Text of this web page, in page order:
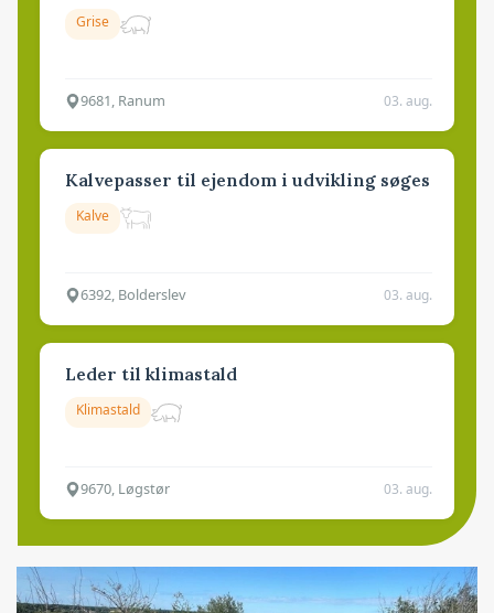
Grise
9681, Ranum 03. aug.
Kalvepasser til ejendom i udvikling søges
Kalve
6392, Bolderslev 03. aug.
Leder til klimastald
Klimastald
9670, Løgstør 03. aug.